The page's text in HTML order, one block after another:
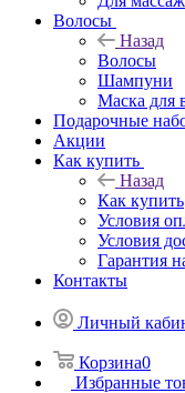
Волосы
Назад
Волосы
Шампуни
Маска для
Подарочные
Акции
Как купить
Назад
Как купить
Условия
Условия
Гарантия
Контакты
Личный
Корзина0
Избранные